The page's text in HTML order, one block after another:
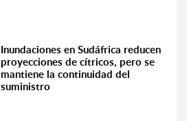
Inundaciones en Sudáfrica reducen
proyecciones de cítricos, pero se
mantiene la continuidad del
suministro